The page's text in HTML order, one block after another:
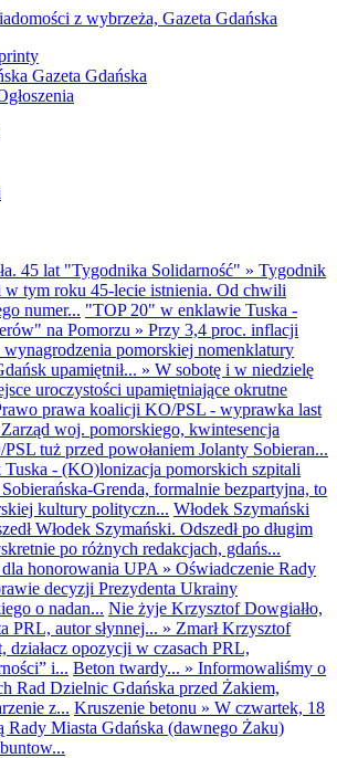
Gazeta Gdańska
45 lat "Tygodnika Solidarność" » Tygodnik
w tym roku 45-lecie istnienia. Od chwili
numer... "TOP 20" w enklawie Tuska -
na Pomorzu » Przy 3,4 proc. inflacji
pomorskiej nomenklatury
upamiętnił... » W sobotę i w niedzielę
uroczystości upamiętniające okrutne
prawa koalicji KO/PSL - wyprawka last
Zarząd woj. pomorskiego, kwintesencja
tuż przed powołaniem Jolanty Sobieran...
- (KO)lonizacja pomorskich szpitali
Grenda, formalnie bezpartyjna, to
kultury polityczn... Włodek Szymański
Włodek Szymański. Odszedł po długim
po różnych redakcjach, gdańs...
honorowania UPA » Oświadczenie Rady
decyzji Prezydenta Ukrainy
o nadan... Nie żyje Krzysztof Dowgiałło,
PRL, autor słynnej... » Zmarł Krzysztof
działacz opozycji w czasach PRL,
i... Beton twardy... » Informowaliśmy o
Rad Dzielnic Gdańska przed Żakiem,
z... Kruszenie betonu » W czwartek, 18
Rady Miasta Gdańska (dawnego Żaku)